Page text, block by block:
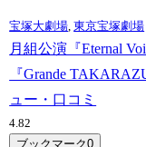
宝塚大劇場,東京宝塚劇場
月組公演『Eternal
『Grande
ュー・口コミ
4.82
ブックマーク0